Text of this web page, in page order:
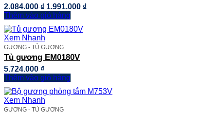
2.084.000₫ Giá
gốc
2.084.000 ₫.
1.991.000 ₫Giá
Thêm vào giỏ hàng
Xem Nhanh
GƯƠNG - TỦ GƯƠNG
Tủ gương EM0180V
5.724.000 ₫
Thêm vào giỏ hàng
Xem Nhanh
GƯƠNG - TỦ GƯƠNG